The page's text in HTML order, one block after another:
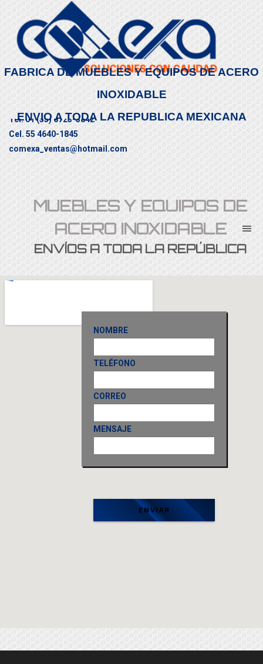
FABRICA DE MUEBLES Y EQUIPOS DE ACERO
INOXIDABLE
ENVIO A TODA LA REPUBLICA MEXICANA
Tel. 01 (55) 6723-3842
Cel. 55 4640-1845
comexa_ventas@hotmail.com
CONTÁCTENOS
MUEBLES Y EQUIPOS DE
ACERO INOXIDABLE
ENVÍOS A TODA LA REPÚBLICA
NOMBRE
TELÉFONO
CORREO
MENSAJE
ENVIAR